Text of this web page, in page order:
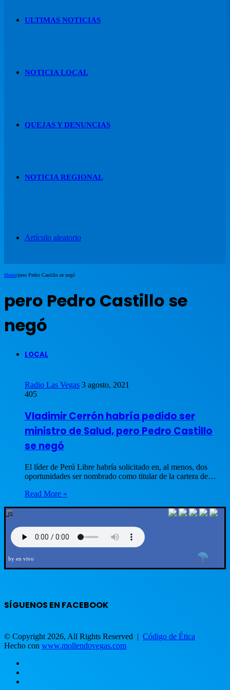
ULTIMAS NOTICIAS
NOTICIA LOCAL
QUEJAS Y DENUNCIAS
NOTICIA REGIONAL
Artículo aleatorio
Home/pero Pedro Castillo se negó
pero Pedro Castillo se
negó
LOCAL
Radio Las Vegas 3 agosto, 2021
405
Vladimir Cerrón habría pedido ser
ministro de Salud, pero Pedro Castillo
se negó
El líder de Perú Libre habría solicitado en, al menos, dos
oportunidades ser nombrado como titular de la cartera de…
Read More »
by en vivo
SÍGUENOS EN FACEBOOK
© Copyright 2026, All Rights Reserved | Código de Ética
Hecho con www.mollendovegas.com